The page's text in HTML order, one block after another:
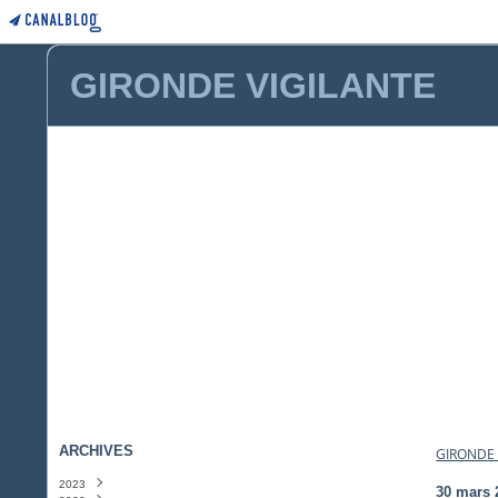
GIRONDE VIGILANTE
ARCHIVES
2023
30 mars